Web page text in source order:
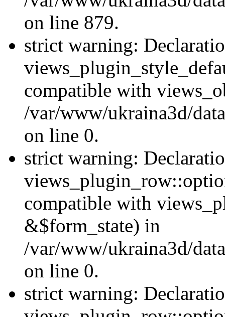
on line 879.
strict warning:
compatible with
/var/www/ukraina3d/
on line 0.
strict warning:
compatible with
&$form_state) in
/var/www/ukraina3d/
on line 0.
strict warning: